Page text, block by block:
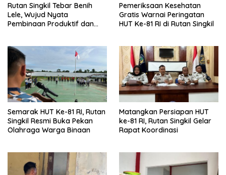
Rutan Singkil Tebar Benih
Lele, Wujud Nyata
Pembinaan Produktif dan
Pemeriksaan Kesehatan
Gratis Warnai Peringatan
HUT Ke-81 RI di Rutan Singkil
Semarak HUT Ke-81 RI, Rutan
Singkil Resmi Buka Pekan
Olahraga Warga Binaan
Matangkan Persiapan HUT
ke-81 RI, Rutan Singkil Gelar
Rapat Koordinasi